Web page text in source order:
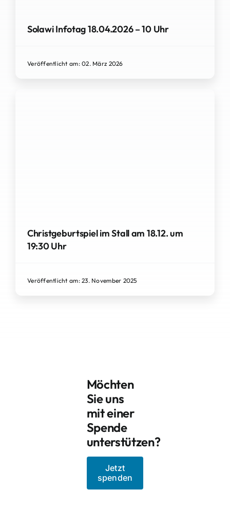
Solawi Infotag 18.04.2026 – 10 Uhr
Veröffentlicht am: 02. März 2026
Christgeburtspiel im Stall am 18.12. um
19:30 Uhr
Veröffentlicht am: 23. November 2025
Möchten
Sie uns
mit einer
Spende
unterstützen?
Jetzt
spenden